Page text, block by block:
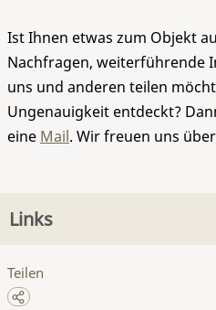
Ist Ihnen etwas zum Objekt
Nachfragen, weiterführende
uns und anderen teilen
Ungenauigkeit entdeckt?
eine Mail. Wir freuen uns
Links
Teilen